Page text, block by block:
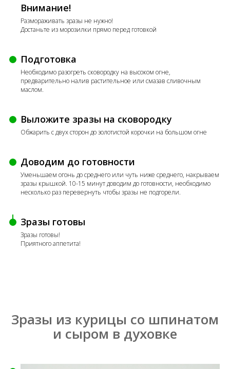
Внимание!
Размораживать зразы не нужно!
Достаньте из морозилки прямо перед готовкой
Подготовка
Необходимо разогреть сковородку на высоком огне,
предварительно налив растительное или смазав сливочным
маслом.
Выложите зразы на сковородку
Обжарить с двух сторон до золотистой корочки на большом огне
Доводим до готовности
Уменьшаем огонь до среднего или чуть ниже среднего, накрываем
зразы крышкой. 10-15 минут доводим до готовности, необходимо
несколько раз перевернуть чтобы зразы не подгорели.
Зразы готовы
Зразы готовы!
Приятного аппетита!
Зразы из курицы со шпинатом
и сыром в духовке